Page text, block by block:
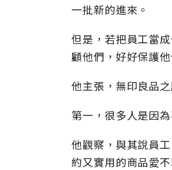
一批新的進來。
但是，若把員工當
顧他們，好好保護
他主張，無印良品
第一，很多人是因
他觀察，與其說員
約又實用的商品愛